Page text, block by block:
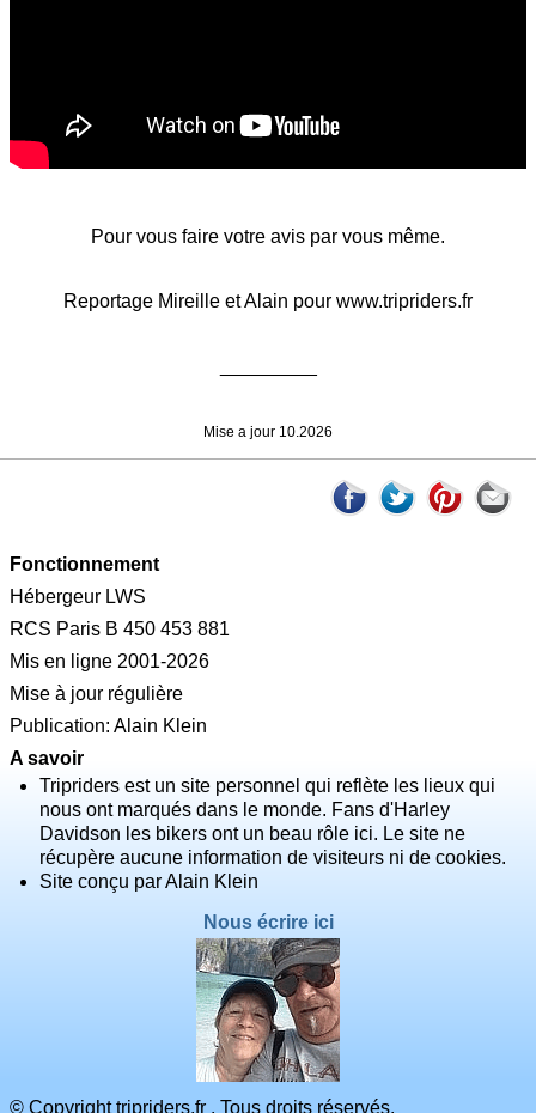
Pour vous faire votre avis par vous même.
Reportage Mireille et Alain pour www.tripriders.fr
Mise a jour 10.2026
Fonctionnement
Hébergeur LWS
RCS Paris B 450 453 881
Mis en ligne 2001-2026
Mise à jour régulière
Publication: Alain Klein
A savoir
Tripriders est un site personnel qui reflète les lieux qui
nous ont marqués dans le monde. Fans d'Harley
Davidson les bikers ont un beau rôle ici. Le site ne
récupère aucune information de visiteurs ni de cookies.
Site conçu par Alain Klein
Nous écrire ici
© Copyright tripriders.fr . Tous droits réservés.